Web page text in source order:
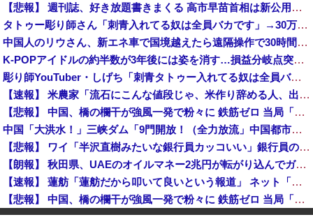
【悲報】 週刊誌、好き放題書きまくる 高市早苗首相は新公用車の贅を尽くした後部座席でたばこを吸うのが至福の時間「どんどん延びる乗車時間」
タトゥー彫り師さん「刺青入れてる奴は全員バカです」→30万再生ｗｗｗｗｗｗ
中国人のリウさん、新エネ車で国境越えたら遠隔操作で30時間ロックされる！
K-POPアイドルの約半数が3年後には姿を消す…損益分岐点突破は4％未満
彫り師YouTuber・しげち「刺青タトゥー入れてる奴は全員バカです」「すごい民度低い」「5000円好きなんすよ、バカって」
【速報】 米農家「流石にこんな値段じゃ、米作り辞める人、出るんじゃないかなあ？？」
【悲報】 中国、橋の欄干が強風一発で粉々に 鉄筋ゼロ 当局「接着剤でくっつけただけ」「正常で、品質問題はない」
中国「大洪水！」三峡ダム「9門開放！（全力放流」中国都市「三峡沿線の道路水没」中国政府「高速道路封鎖！」中国ダム「緊急放流に合わせて開門（土砂崩れ発生」→
【悲報】 ワイ「半沢直樹みたいな銀行員カッコいい」銀行員の友人「あんな奴居ねえよ」
【朗報】 秋田県、UAEのオイルマネー2兆円が転がり込んでガチで東北最強になるぞｗｗｗｗｗｗｗ
【速報】 蓮舫「蓮舫だから叩いて良いという報道」 ネット「高市だから叩いて良いをやってるのがお前だろ」
【悲報】 中国、橋の欄干が強風一発で粉々に 鉄筋ゼロ 当局「接着剤でくっつけただけ」「正常で、品質問題はない」
中国「大洪水！」三峡ダム「9門開放！（全力放流」中国都市「三峡沿線の道路水没」中国政府「高速道路封鎖！」中国ダム「緊急放流に合わせて開門（土砂崩れ発生」→